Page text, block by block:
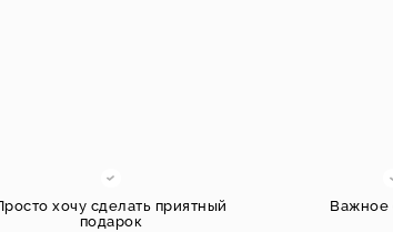
хочу сделать приятный
подарок
Важное